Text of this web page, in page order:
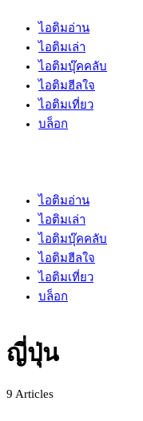
ไอติมอ่าน
ไอติมเล่า
ไอติมบุ๊คคลับ
ไอติมฮีลใจ
ไอติมเที่ยว
บล็อก
ไอติมอ่าน
ไอติมเล่า
ไอติมบุ๊คคลับ
ไอติมฮีลใจ
ไอติมเที่ยว
บล็อก
ญี่ปุ่น
9 Articles